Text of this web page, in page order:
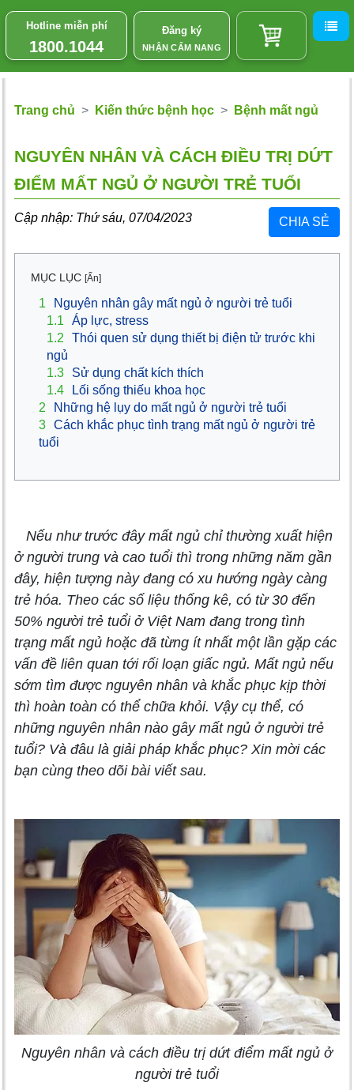
Hotline miễn phí
1800.1044
Đăng ký
NHẬN CẨM NANG
Trang chủ Kiến thức bệnh học Bệnh mất ngủ
NGUYÊN NHÂN VÀ CÁCH ĐIỀU TRỊ DỨT
ĐIỂM MẤT NGỦ Ở NGƯỜI TRẺ TUỔI
Cập nhập: Thứ sáu, 07/04/2023 CHIA SẺ
MỤC LỤC [Ẩn]
1
Nguyên nhân gây mất ngủ ở người trẻ tuổi
1.1
Áp lực, stress
1.2
Thói quen sử dụng thiết bị điện tử trước khi
ngủ
1.3
Sử dụng chất kích thích
1.4
Lối sống thiếu khoa học
2
Những hệ lụy do mất ngủ ở người trẻ tuổi
3 Cách khắc phục tình trạng mất ngủ ở người trẻ
tuổi
Nếu như trước đây mất ngủ chỉ thường xuất hiện
ở người trung và cao tuổi thì trong những năm gần
đây, hiện tượng này đang có xu hướng ngày càng
trẻ hóa. Theo các số liệu thống kê, có từ 30 đến
50% người trẻ tuổi ở Việt Nam đang trong tình
trạng mất ngủ hoặc đã từng ít nhất một lần gặp các
vấn đề liên quan tới rối loạn giấc ngủ. Mất ngủ nếu
sớm tìm được nguyên nhân và khắc phục kịp thời
thì hoàn toàn có thể chữa khỏi. Vậy cụ thể, có
những nguyên nhân nào gây mất ngủ ở người trẻ
tuổi? Và đâu là giải pháp khắc phục? Xin mời các
bạn cùng theo dõi bài viết sau.
Nguyên nhân và cách điều trị dứt điểm mất ngủ ở
người trẻ tuổi